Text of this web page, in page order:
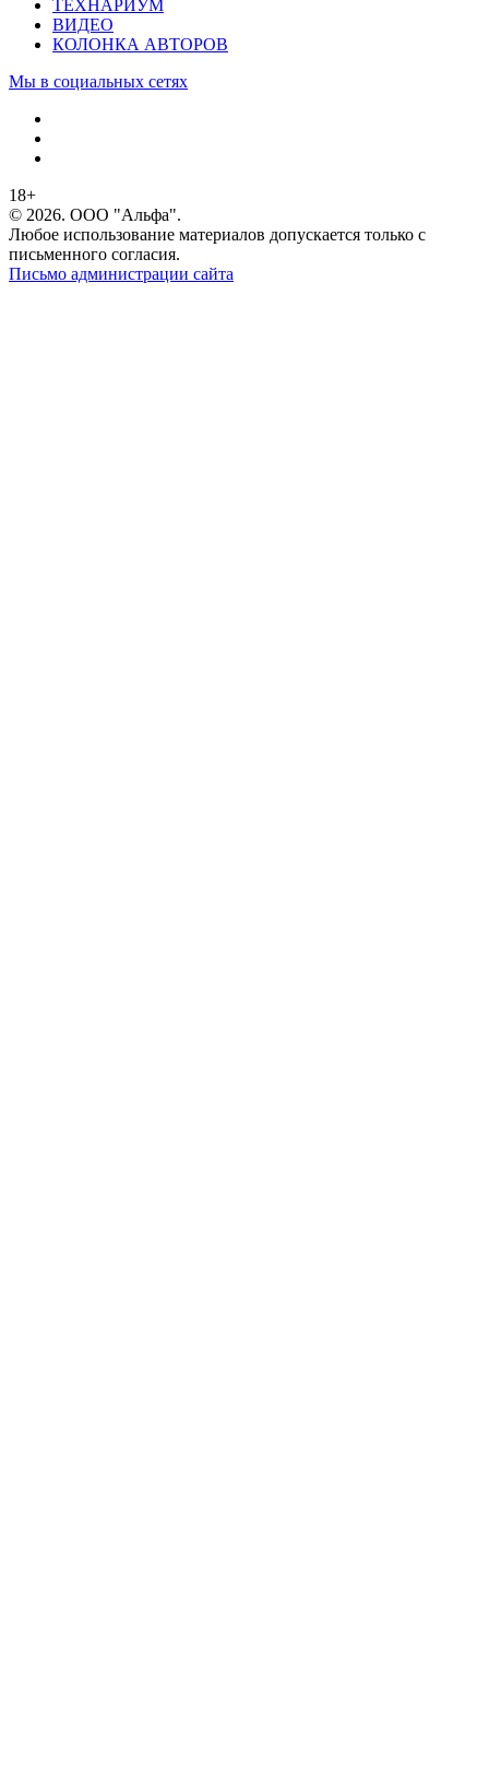
ТЕХНАРИУМ
ВИДЕО
КОЛОНКА АВТОРОВ
Мы в социальных сетях
18+
© 2026. ООО "Альфа".
Любое использование материалов допускается только с
письменного согласия.
Письмо администрации сайта